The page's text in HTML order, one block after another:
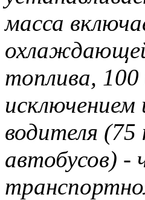
масса
топлива,
исключением
водителя (75
автобусов) -